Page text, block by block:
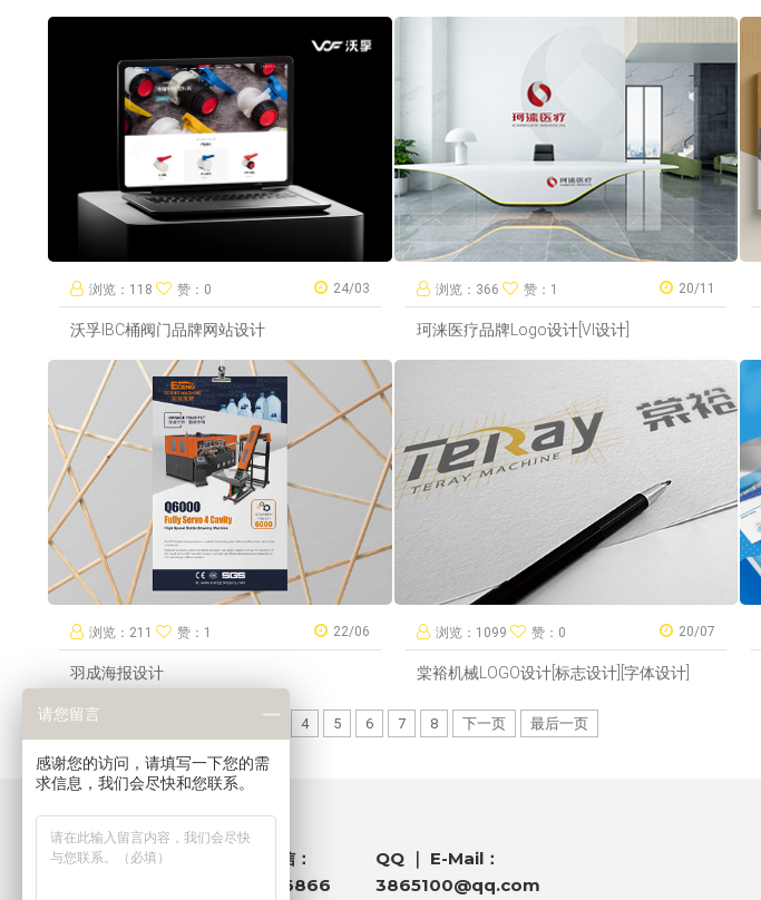
浏览：118 赞：0 24/03
沃孚IBC桶阀门品牌网站设计
浏览：366 赞：1 20/11
珂涞医疗品牌Logo设计[VI设计]
浏览：211 赞：1 22/06
羽成海报设计
浏览：1099 赞：0 20/07
棠裕机械LOGO设计[标志设计][字体设计]
共863条 4 5 6 7 8 下一页 最后一页
电话 ｜ 微信：
181 1458 6866
QQ ｜ E-Mail：
3865100@qq.com
请您留言
感谢您的访问，请填写一下您的需
求信息，我们会尽快和您联系。